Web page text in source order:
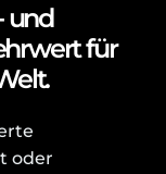
und
für
oder